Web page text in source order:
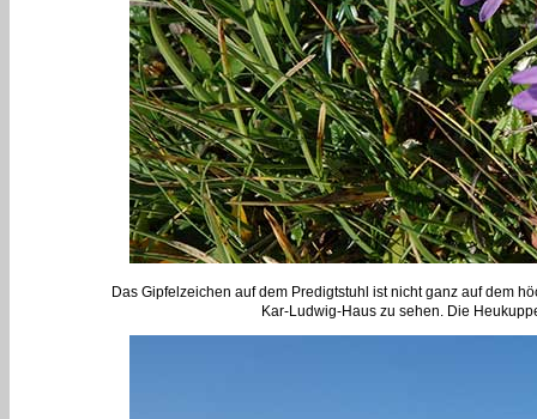
Das Gipfelzeichen auf dem Predigtstuhl ist nicht ganz auf dem
Kar-Ludwig-Haus zu sehen. Die